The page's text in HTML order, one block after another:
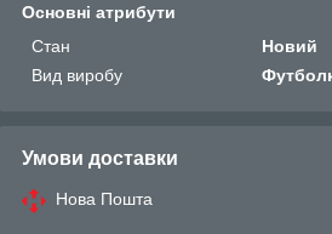
Основні атрибути
Стан
Новий
Вид виробу
Умови доставки
Нова Пошта